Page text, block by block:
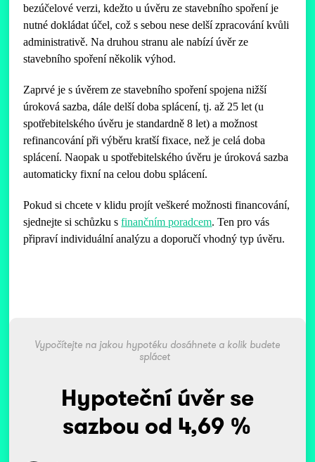
bezúčelové verzi, kdežto u úvěru ze stavebního spoření je
nutné dokládat účel, což s sebou nese delší zpracování kvůli
administrativě. Na druhou stranu ale nabízí úvěr ze
stavebního spoření několik výhod.
Zaprvé je s úvěrem ze stavebního spoření spojena nižší
úroková sazba, dále delší doba splácení, tj. až 25 let (u
spotřebitelského úvěru je standardně 8 let) a možnost
refinancování při výběru kratší fixace, než je celá doba
splácení. Naopak u spotřebitelského úvěru je úroková sazba
automaticky fixní na celou dobu splácení.
Pokud si chcete v klidu projít veškeré možnosti financování,
sjednejte si schůzku sfinančním poradcem. Ten pro vás
připraví individuální analýzu a doporučí vhodný typ úvěru.
Vypočítejte na jakou hypotéku dosáhnete a kolik budete
splácet
Hypoteční úvěr se
sazbou od 4,69 %